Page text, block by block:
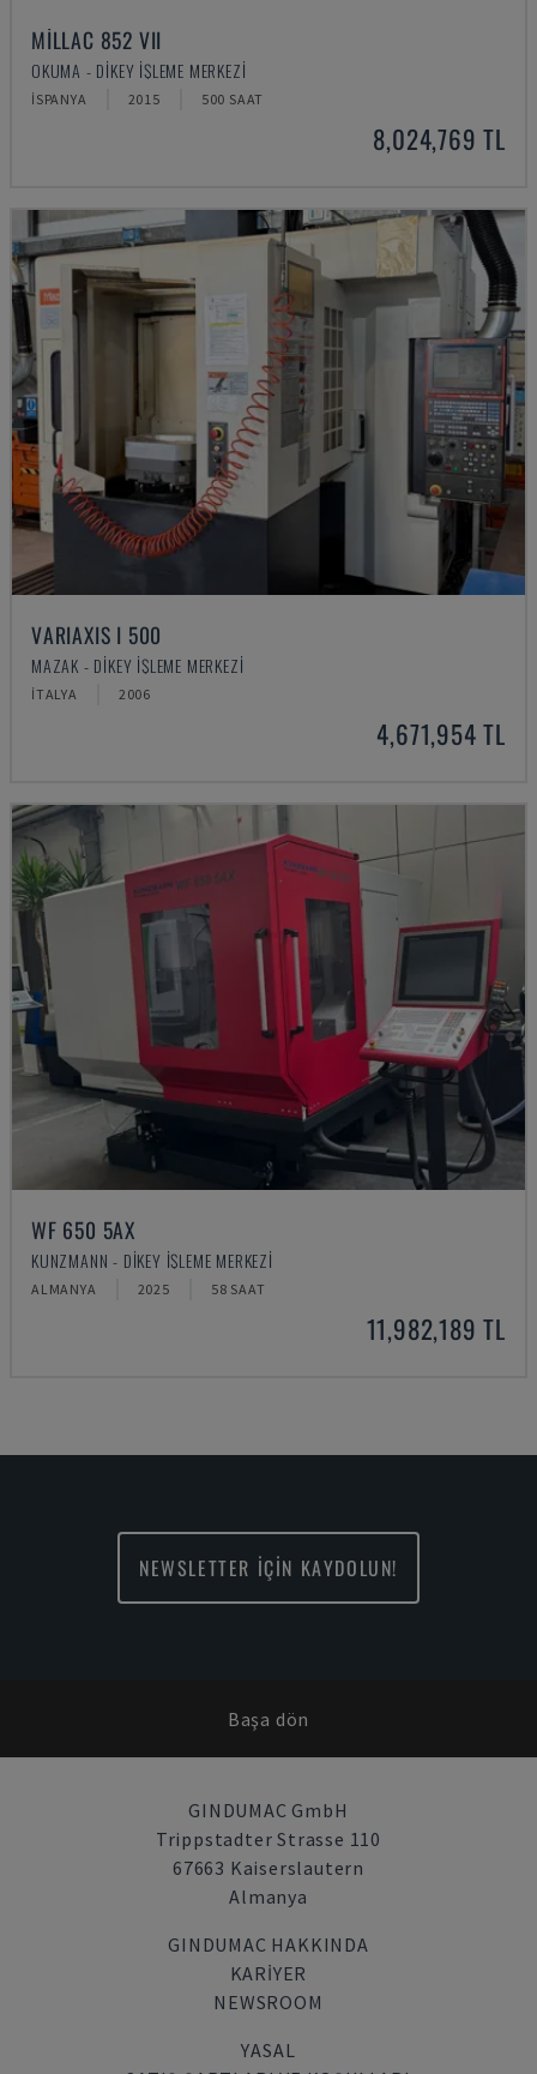
MILLAC 852 VII
OKUMA - DIKEY İŞLEME MERKEZI
İSPANYA 2015 500 SAAT
8,024,769 TL
VARIAXIS I 500
MAZAK - DIKEY İŞLEME MERKEZI
İTALYA 2006
4,671,954 TL
WF 650 5AX
KUNZMANN - DIKEY İŞLEME MERKEZI
ALMANYA 2025 58 SAAT
11,982,189 TL
NEWSLETTER İÇİN KAYDOLUN!
Başa dön
GINDUMAC GmbH
Trippstadter Strasse 110
67663 Kaiserslautern
Almanya
GINDUMAC HAKKINDA
KARIYER
NEWSROOM
YASAL